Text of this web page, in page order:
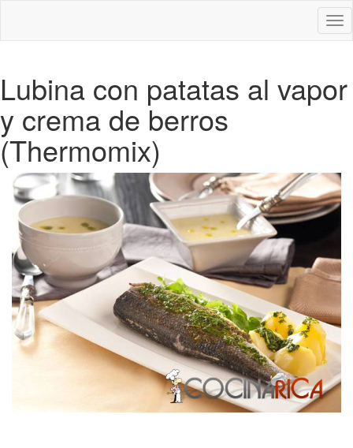
Lubina con patatas al vapor
y crema de berros
(Thermomix)